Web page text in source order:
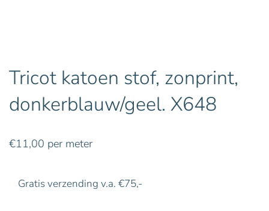
Tricot katoen stof, zonprint,
donkerblauw/geel. X648
€11,00 per meter
Gratis verzending v.a. €75,-